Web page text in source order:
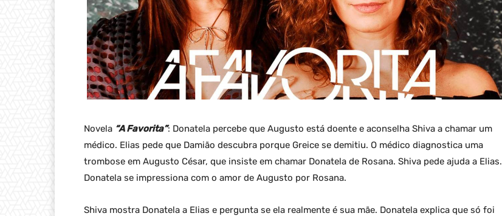
Novela “A Favorita”: Donatela percebe que Augusto está doente e aconselha Shiva a chamar um
médico. Elias pede que Damião descubra porque Greice se demitiu. O médico diagnostica uma
trombose em Augusto César, que insiste em chamar Donatela de Rosana. Shiva pede ajuda a Elias.
Donatela se impressiona com o amor de Augusto por Rosana.
Shiva mostra Donatela a Elias e pergunta se ela realmente é sua mãe. Donatela explica que só foi